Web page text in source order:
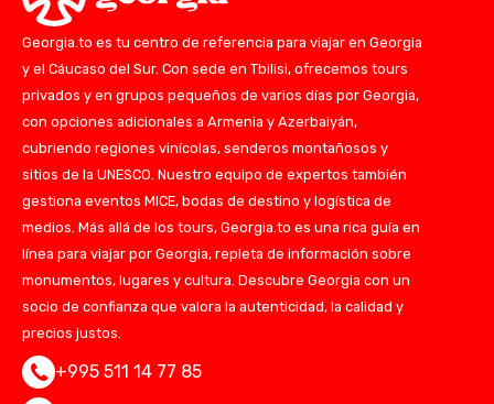
Georgia.to es tu centro de referencia para viajar en Georgia
y el Cáucaso del Sur. Con sede en Tbilisi, ofrecemos tours
privados y en grupos pequeños de varios días por Georgia,
con opciones adicionales a Armenia y Azerbaiyán,
cubriendo regiones vinícolas, senderos montañosos y
sitios de la UNESCO. Nuestro equipo de expertos también
gestiona eventos MICE, bodas de destino y logística de
medios. Más allá de los tours, Georgia.to es una rica guía en
línea para viajar por Georgia, repleta de información sobre
monumentos, lugares y cultura. Descubre Georgia con un
socio de confianza que valora la autenticidad, la calidad y
precios justos.
+995 511 14 77 85